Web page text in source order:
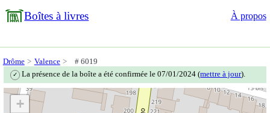
Boîtes à livres À propos
Drôme Valence # 6019
✓ La présence de la boîte a été confirmée le 07/01/2024 (mettre à jour).
+